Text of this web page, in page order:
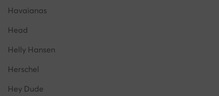
Havaianas
Head
Helly Hansen
Herschel
Hey Dude